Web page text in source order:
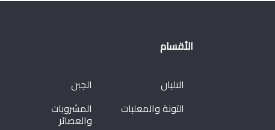
الأقسام
الالبان
الجبن
التونة والمعلبات
المشروبات
والعصائر